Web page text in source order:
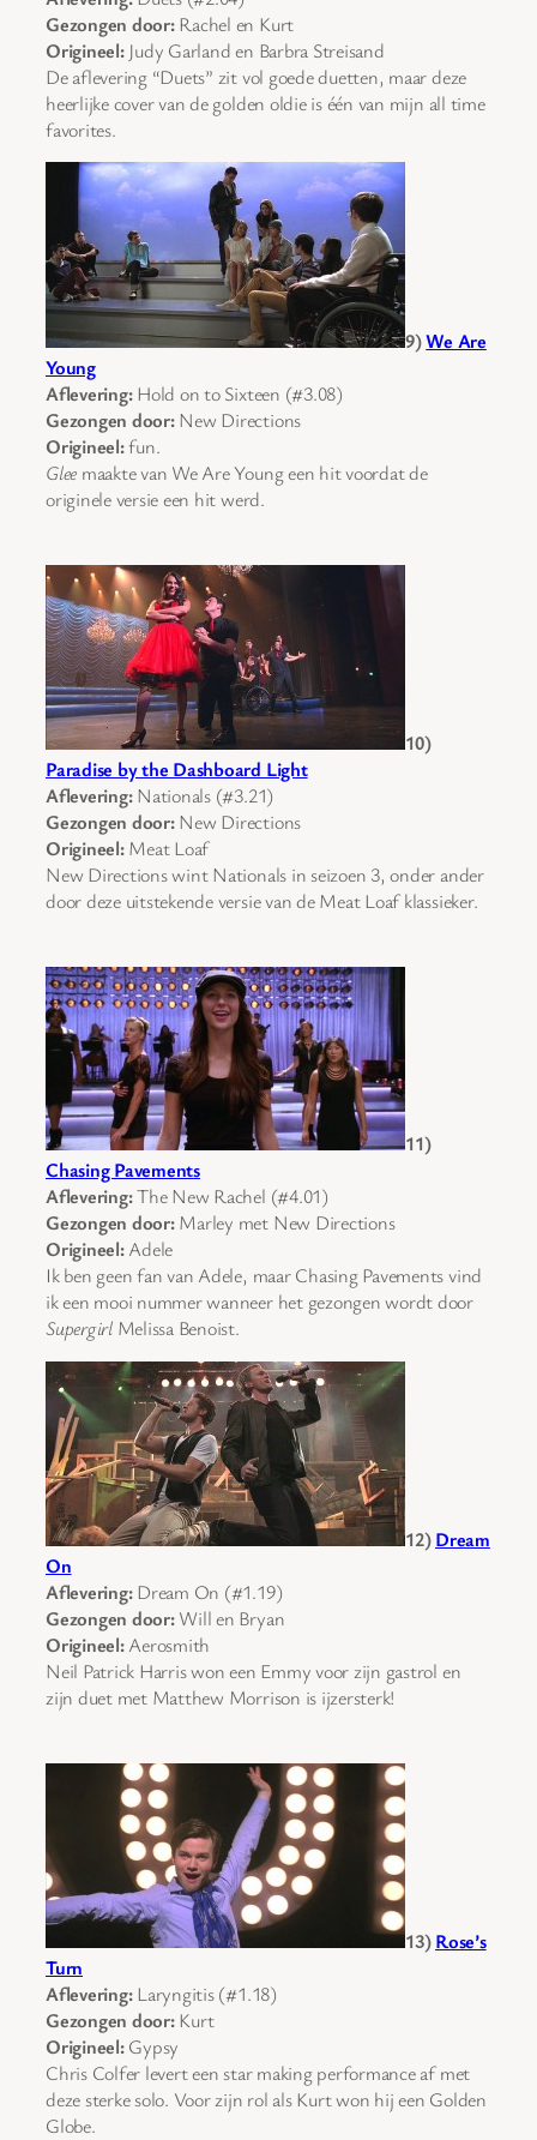
Gezongen door:Rachel en Kurt
Origineel:Judy Garland en Barbra Streisand
De aflevering “Duets” zit vol goede duetten, maar deze
heerlijke cover van de golden oldie is één van mijn all time
favorites.
9)We Are
Young
Aflevering:Hold on to Sixteen (#3.08)
Gezongen door:New Directions
Origineel:fun.
Glee maakte van We Are Young een hit voordat de
originele versie een hit werd.
10)
Paradise by the Dashboard Light
Aflevering:Nationals (#3.21)
Gezongen door:New Directions
Origineel:Meat Loaf
New Directions wint Nationals in seizoen 3, onder ander
door deze uitstekende versie van de Meat Loaf klassieker.
11)
Chasing Pavements
Aflevering:The New Rachel (#4.01)
Gezongen door:Marley met New Directions
Origineel:Adele
Ik ben geen fan van Adele, maar Chasing Pavements vind
ik een mooi nummer wanneer het gezongen wordt door
SupergirlMelissa Benoist.
12)Dream
On
Aflevering:Dream On (#1.19)
Gezongen door:Will en Bryan
Origineel:Aerosmith
Neil Patrick Harris won een Emmy voor zijn gastrol en
zijn duet met Matthew Morrison is ijzersterk!
13)Rose’s
Turn
Aflevering:Laryngitis (#1.18)
Gezongen door:Kurt
Origineel:Gypsy
Chris Colfer levert een star making performance af met
deze sterke solo. Voor zijn rol als Kurt won hij een Golden
Globe.